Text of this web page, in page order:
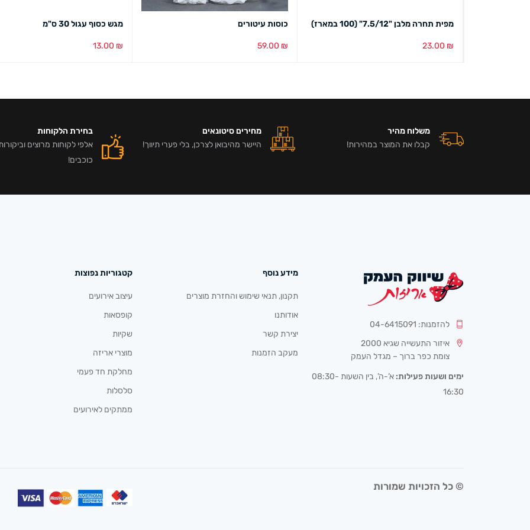
מפית תחרה מלבן "7.5/12" (100 במארז)
23.00 ₪
כוסות עיטורים
59.00 ₪
מגש כסוף עגול 30 ס"מ
13.00 ₪
משלוח מהיר
קבלו את המוצר במהירות!
מחירים סיטונאים
היישר מהיבואן לצרכן, בלי פערי תיווך!
בחירת הלקוחות
כוכבים!
להזמנות: 04-6415091
איזור התעשייה שגיא 2000
צומת כפר ברוך – מגדל העמק
ימים ושעות פעילות:
א’-ה’, בין השעות 08:30-
16:30
מידע נוסף
תקנון, תנאי שימוש והחזרת מוצרים
אודותנו
יצירת קשר
מעקב הזמנות
קטגוריות נפוצות
עיצוב אירועים
קופסאות
שקיות
מוצרי אריזה
מחלקת חד פעמי
סלסלות
ממתקים לאירועים
© כל הזכויות שמורות